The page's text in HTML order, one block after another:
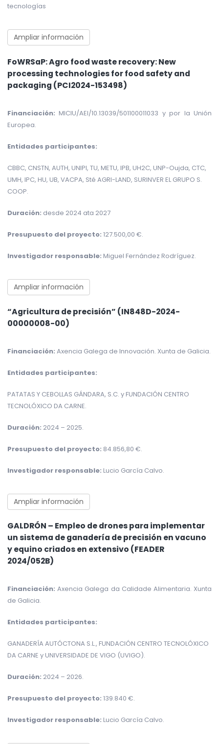
tecnologías
Ampliar información
FoWRSaP: Agro food waste recovery: New
processing technologies for food safety and
packaging (PCI2024-153498)
Financiación:MICIU/AEI/10.13039/501100011033 y por la Unión
Europea.
Entidades participantes:
CBBC, CNSTN, AUTH, UNIPI, TU, METU, IPB, UH2C, UNP-Oujda, CTC,
UMH, IPC, HU, UB, VACPA, Sté AGRI-LAND, SURINVER EL GRUPO S.
COOP.
Duración: desde 2024 ata 2027
Presupuesto del proyecto: 127.500,00 €.
Investigador responsable: Miguel Fernández Rodríguez.
Ampliar información
“Agricultura de precisión” (IN848D-2024-
00000008-00)
Financiación: Axencia Galega de Innovación. Xunta de Galicia.
Entidades participantes:
PATATAS Y CEBOLLAS GÁNDARA, S.C. y FUNDACIÓN CENTRO
TECNOLÓXICO DA CARNE.
Duración: 2024 – 2025.
Presupuesto del proyecto: 84.856,80 €.
Investigador responsable: Lucio García Calvo.
Ampliar información
GALDRÓN – Empleo de drones para implementar
un sistema de ganadería de precisión en vacuno
y equino criados en extensivo (FEADER
2024/052B)
Financiación:Axencia Galega da Calidade Alimentaria. Xunta
de Galicia.
Entidades participantes:
GANADERÍA AUTÓCTONA S.L., FUNDACIÓN CENTRO TECNOLÓXICO
DA CARNE y UNIVERSIDADE DE VIGO (UVIGO).
Duración: 2024 – 2026.
Presupuesto del proyecto: 139.840 €.
Investigador responsable: Lucio García Calvo.